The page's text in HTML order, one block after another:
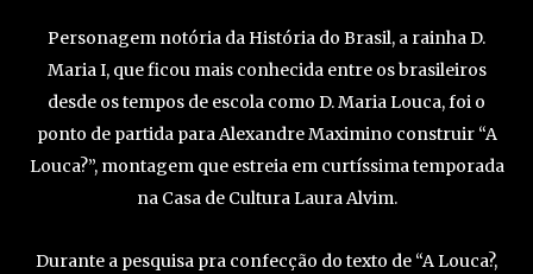
Personagem notória da História do Brasil, a rainha D.
Maria I, que ficou mais conhecida entre os brasileiros
desde os tempos de escola como D. Maria Louca, foi o
ponto de partida para Alexandre Maximino construir “A
Louca?”, montagem que estreia em curtíssima temporada
na Casa de Cultura Laura Alvim.
Durante a pesquisa pra confecção do texto de “A Louca?,